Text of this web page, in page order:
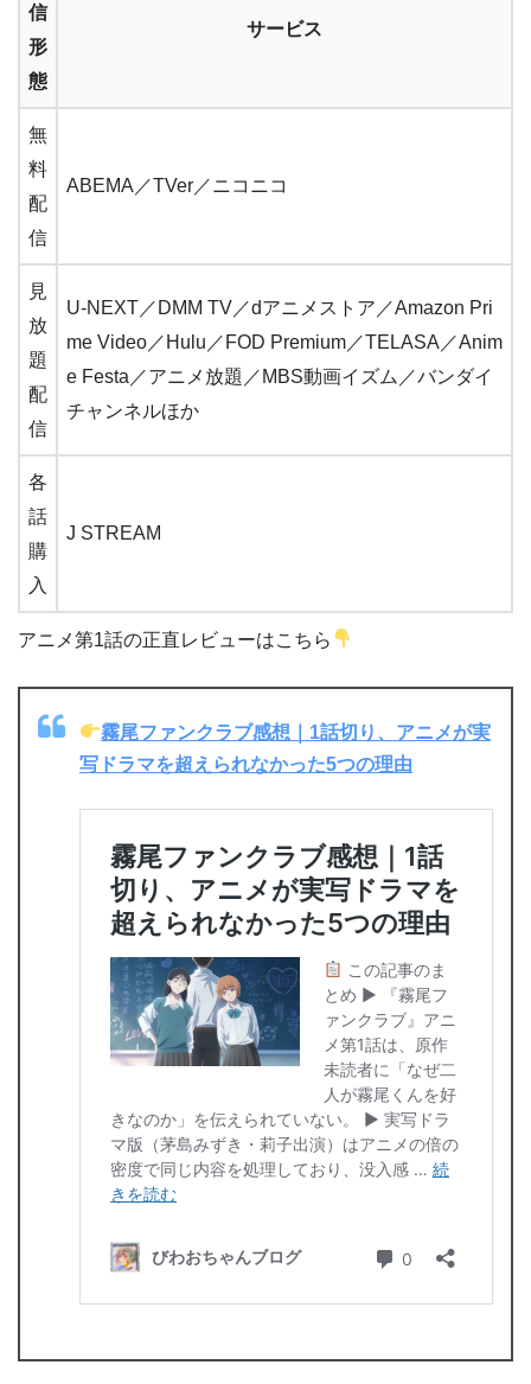
信
形
態
サービス
無
料
配
信
ABEMA／TVer／ニコニコ
見
放
題
配
信
U-NEXT／DMM TV／dアニメストア／Amazon Pri
me Video／Hulu／FOD Premium／TELASA／Anim
e Festa／アニメ放題／MBS動画イズム／バンダイ
チャンネルほか
各
話
購
入
J STREAM
アニメ第1話の正直レビューはこちら
霧尾ファンクラブ感想｜1話切り、アニメが実
写ドラマを超えられなかった5つの理由